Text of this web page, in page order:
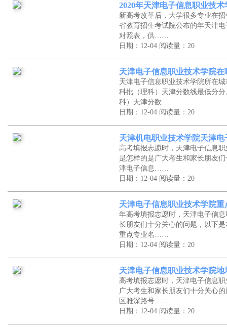
2020年天津电子信息职业技
新高考改革后，大学很多专业在
省教育招生考试院公布的年天津
对照表，供……
日期：12-04 阅读量：20
天津电子信息职业技术学院
天津电子信息职业技术学院所在
科批（理科）天津分数线最低分
科）天津分数……
日期：12-04 阅读量：20
天津机电职业技术学院天津
高考填报志愿时，天津电子信息
是怎样的是广大考生和家长朋友
津电子信息……
日期：12-04 阅读量：20
天津电子信息职业技术学院
年高考填报志愿时，天津电子信
长朋友们十分关心的问题，以下
重点专业名……
日期：12-04 阅读量：20
天津电子信息职业技术学院
高考填报志愿时，天津电子信息
广大考生和家长朋友们十分关心
区雅深路号……
日期：12-04 阅读量：20